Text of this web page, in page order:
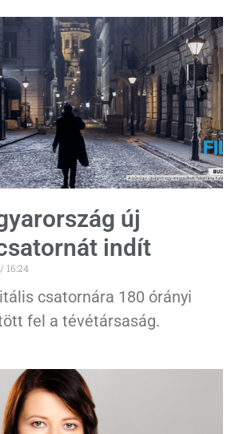
új
indít
16:24
csatornára 180 órányi
fel a tévétársaság.